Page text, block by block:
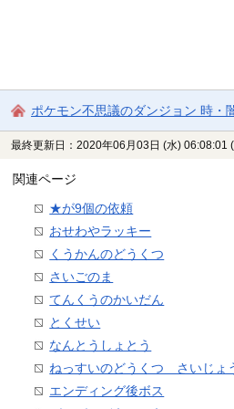
ポケモン不思議のダンジョン 時・
最終更新日：2020年06月03日 (水) 06:08:01
関連ページ
★が9個の依頼
おせわやラッキー
くうかんのどうくつ
さいごのま
てんくうのかいだん
とくせい
なんとうしょとう
ねっすいのどうくつ さいじょ
エンディング後ボス